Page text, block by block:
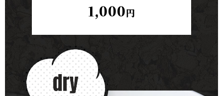
1,000円